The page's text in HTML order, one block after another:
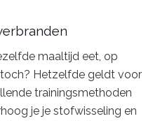
maaltijd eet, op
Hetzelfde geldt voor
trainingsmethoden
je je stofwisseling en